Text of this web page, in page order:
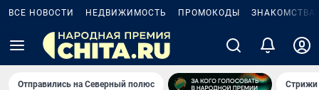
ВСЕ НОВОСТИ НЕДВИЖИМОСТЬ ПРОМОКОДЫ ЗНАКОМСТВА
Отправились на Северный полюс Стрижи